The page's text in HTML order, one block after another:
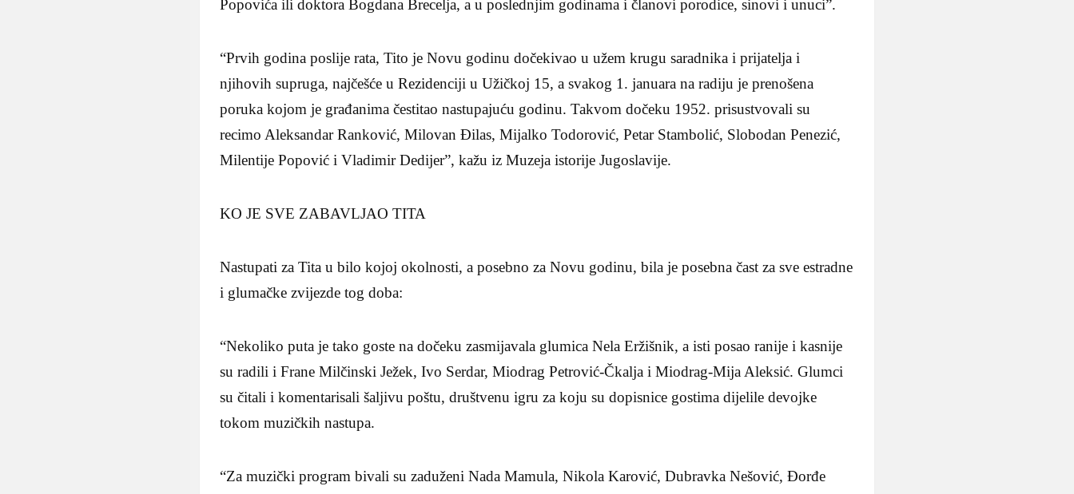
Popovića ili doktora Bogdana Brecelja, a u poslednjim godinama i članovi porodice, sinovi i unuci”.
“Prvih godina poslije rata, Tito je Novu godinu dočekivao u užem krugu saradnika i prijatelja i
njihovih supruga, najčešće u Rezidenciji u Užičkoj 15, a svakog 1. januara na radiju je prenošena
poruka kojom je građanima čestitao nastupajuću godinu. Takvom dočeku 1952. prisustvovali su
recimo Aleksandar Ranković, Milovan Đilas, Mijalko Todorović, Petar Stambolić, Slobodan Penezić,
Milentije Popović i Vladimir Dedijer”, kažu iz Muzeja istorije Jugoslavije.
KO JE SVE ZABAVLJAO TITA
Nastupati za Tita u bilo kojoj okolnosti, a posebno za Novu godinu, bila je posebna čast za sve estradne
i glumačke zvijezde tog doba:
“Nekoliko puta je tako goste na dočeku zasmijavala glumica Nela Eržišnik, a isti posao ranije i kasnije
su radili i Frane Milčinski Ježek, Ivo Serdar, Miodrag Petrović-Čkalja i Miodrag-Mija Aleksić. Glumci
su čitali i komentarisali šaljivu poštu, društvenu igru za koju su dopisnice gostima dijelile devojke
tokom muzičkih nastupa.
“Za muzički program bivali su zaduženi Nada Mamula, Nikola Karović, Dubravka Nešović, Đorđe